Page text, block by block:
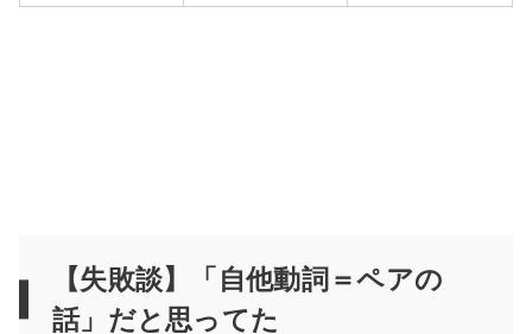
【失敗談】「自他動詞＝ペアの
話」だと思ってた